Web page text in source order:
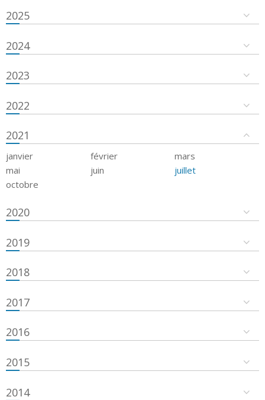
2025
2024
2023
2022
2021
janvier février
mars
mai
juin
juillet
octobre
2020
2019
2018
2017
2016
2015
2014